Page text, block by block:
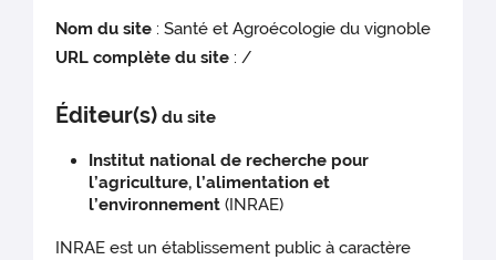
Nom du site : Santé et Agroécologie du vignoble
URL complète du site : /
Éditeur(s) du site
Institut national de recherche pour
l’agriculture, l’alimentation et
l’environnement (INRAE)
INRAE est un établissement public à caractère